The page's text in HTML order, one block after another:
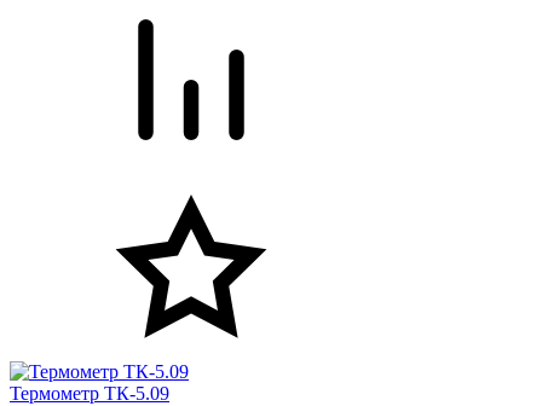
Термометр ТК-5.09